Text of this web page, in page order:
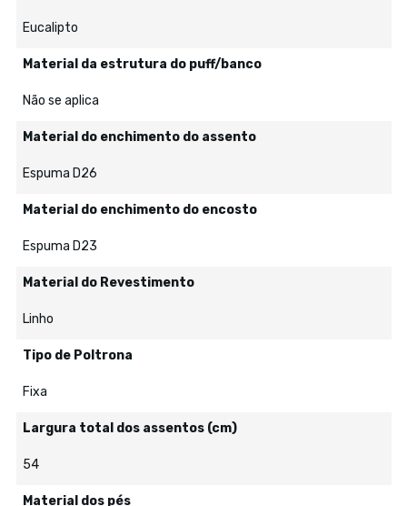
Eucalipto
Material da estrutura do puff/banco
Não se aplica
Material do enchimento do assento
Espuma D26
Material do enchimento do encosto
Espuma D23
Material do Revestimento
Linho
Tipo de Poltrona
Fixa
Largura total dos assentos (cm)
54
Material dos pés